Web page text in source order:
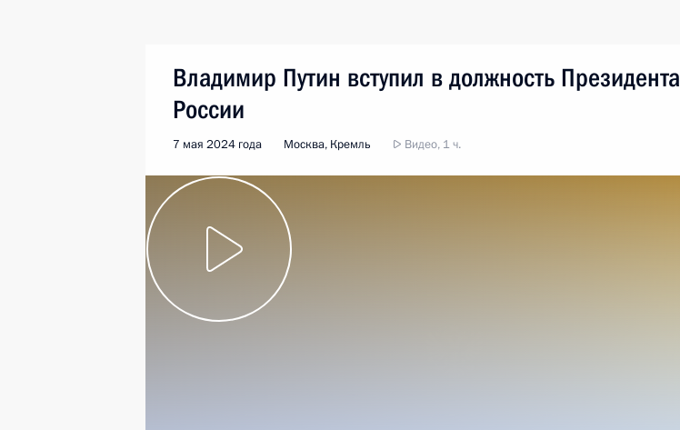
Владимир Путин вступил в должность Президента
России
7 мая 2024 года Москва, Кремль Видео, 1 ч.